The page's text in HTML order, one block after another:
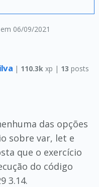
06/09/2021
| 110.3k xp | 13 posts
das opções
sobre var, let e
que o exercício
do código
3.14.